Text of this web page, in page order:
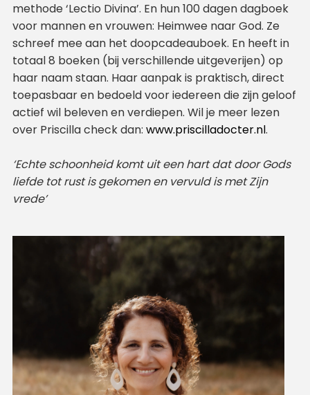
methode ‘Lectio Divina’. En hun 100 dagen dagboek
voor mannen en vrouwen: Heimwee naar God. Ze
schreef mee aan het doopcadeauboek. En heeft in
totaal 8 boeken (bij verschillende uitgeverijen) op
haar naam staan. Haar aanpak is praktisch, direct
toepasbaar en bedoeld voor iedereen die zijn geloof
actief wil beleven en verdiepen. Wil je meer lezen
over Priscilla check dan: www.priscilladocter.nl.
‘Echte schoonheid komt uit een hart dat door Gods
liefde tot rust is gekomen en vervuld is met Zijn
vrede’